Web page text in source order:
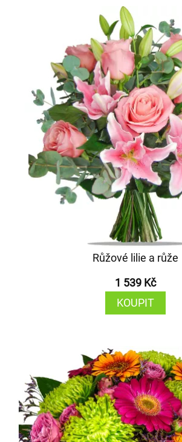
Růžové lilie a růže
1 539 Kč
KOUPIT